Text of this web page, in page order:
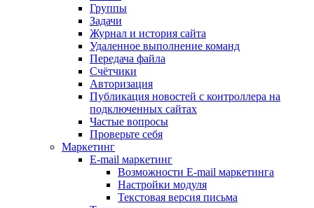
Группы
Задачи
Журнал и история сайта
Удаленное выполнение команд
Передача файла
Счётчики
Авторизация
Публикация новостей с контроллера на
подключенных сайтах
Частые вопросы
Проверьте себя
Маркетинг
E-mail маркетинг
Возможности E-mail маркетинга
Настройки модуля
Текстовая версия письма